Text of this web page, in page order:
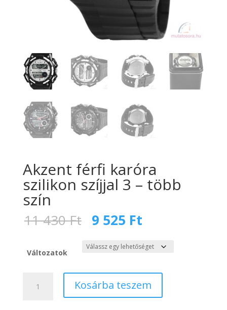
Akzent férfi karóra
szilikon szíjjal 3 – több
szín
11 430Ft Original
price
was:
11
9 525 Ft
is:
9
Változatok
Kosárba teszem